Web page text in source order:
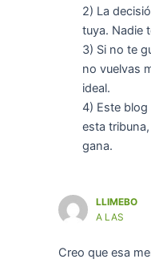
2) La
tuya. Nadie
3) Si no te
no vuelvas
ideal.
4) Este blog
esta
gana.
LLIMEBO
A LAS
Creo que esa